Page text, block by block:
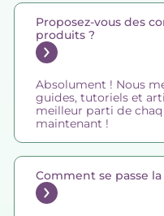
Proposez-vous des
produits ?
Absolument ! Nous
guides, tutoriels et
meilleur parti de
maintenant !
Comment se passe